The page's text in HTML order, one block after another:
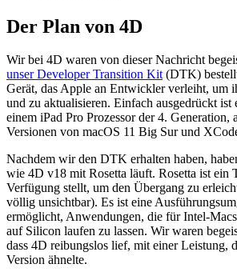
Der Plan von 4D
Wir bei 4D waren von dieser Nachricht
unser Developer Transition Kit(DTK)
Gerät, das Apple an Entwickler verleiht, um
und zu aktualisieren. Einfach ausgedrückt
einem iPad Pro Prozessor der 4. Generation,
Versionen von macOS 11 Big Sur und
Nachdem wir den DTK erhalten haben,
wie 4D v18 mit Rosetta läuft. Rosetta ist ein
Verfügung stellt, um den Übergang zu
völlig unsichtbar). Es ist eine
ermöglicht, Anwendungen, die für Intel-
auf Silicon laufen zu lassen. Wir waren
dass 4D reibungslos lief, mit einer Leistung,
Version ähnelte.